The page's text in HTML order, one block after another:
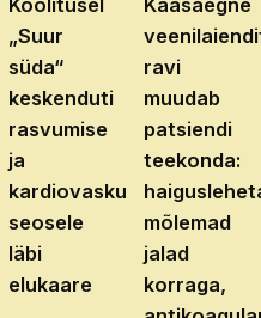
„Suur
süda“
keskenduti
rasvumise
ja
kardiovaskulaarhaiguste
seosele
läbi
elukaare
ravi
muudab
patsiendi
teekonda:
mõlemad
jalad
korraga,